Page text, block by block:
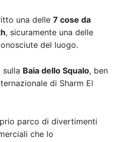
una delle 7 cose da
, sicuramente una delle
del luogo.
sulla Baia dello Squalo, ben
di Sharm El
parco di divertimenti
che lo